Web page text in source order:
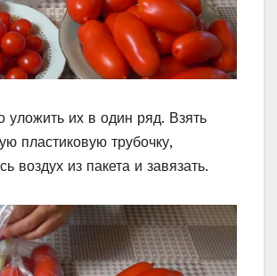
уложить их в один ряд. Взять
пластиковую трубочку,
воздух из пакета и завязать.